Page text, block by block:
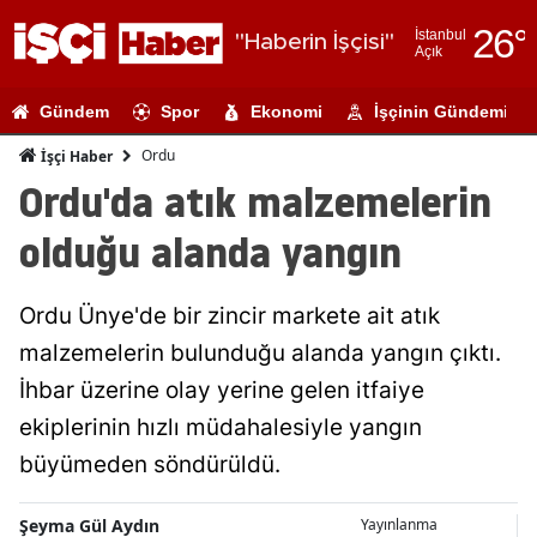
"Haberin İşçisi"
İstanbul
Açık
26°
Adıyaman
Ağrı
Ankara
Antalya
Gündem Spor Ekonomi İşçinin Gündemi
İşçi Haber Ordu
Ordu'da atık malzemelerin
olduğu alanda yangın
Ordu Ünye'de bir zincir markete ait atık
malzemelerin bulunduğu alanda yangın çıktı.
İhbar üzerine olay yerine gelen itfaiye
ekiplerinin hızlı müdahalesiyle yangın
büyümeden söndürüldü.
Şeyma Gül Aydın
Yayınlanma